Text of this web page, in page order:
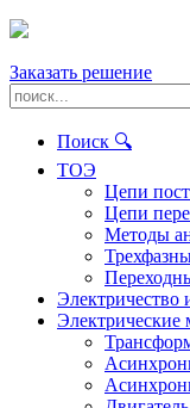
Заказать решение
Поиск 🔍
ТОЭ
Цепи
Цепи
Методы
Электричество